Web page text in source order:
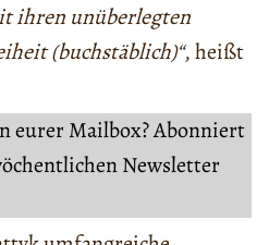
ihren unüberlegten
(buchstäblich)“, heißt
eurer Mailbox? Abonniert
Newsletter